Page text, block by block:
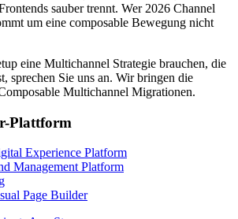
sauber trennt. Wer 2026 Channel
um eine composable Bewegung nicht
eine Multichannel Strategie brauchen, die
sprechen Sie uns an. Wir bringen die
Multichannel Migrationen.
Plattform
Experience Platform
Management Platform
Page Builder